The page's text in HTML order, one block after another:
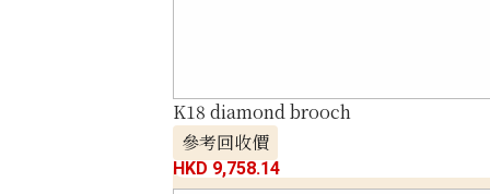
K18 diamond brooch
參考回收價
HKD 9,758.14